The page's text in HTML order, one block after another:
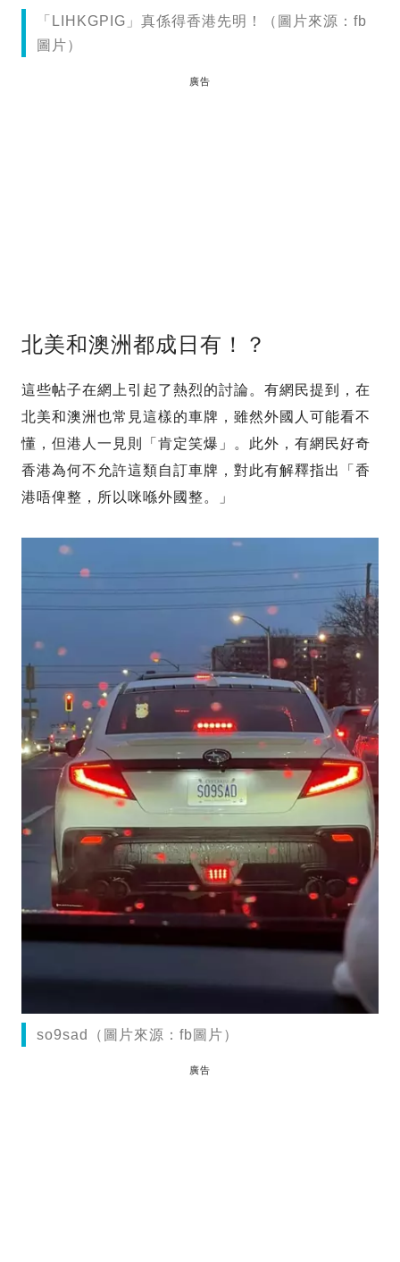
「LIHKGPIG」真係得香港先明！（圖片來源：fb
圖片）
廣告
北美和澳洲都成日有！？
這些帖子在網上引起了熱烈的討論。有網民提到，在
北美和澳洲也常見這樣的車牌，雖然外國人可能看不
懂，但港人一見則「肯定笑爆」。此外，有網民好奇
香港為何不允許這類自訂車牌，對此有解釋指出「香
港唔俾整，所以咪喺外國整。」
so9sad（圖片來源：fb圖片）
廣告